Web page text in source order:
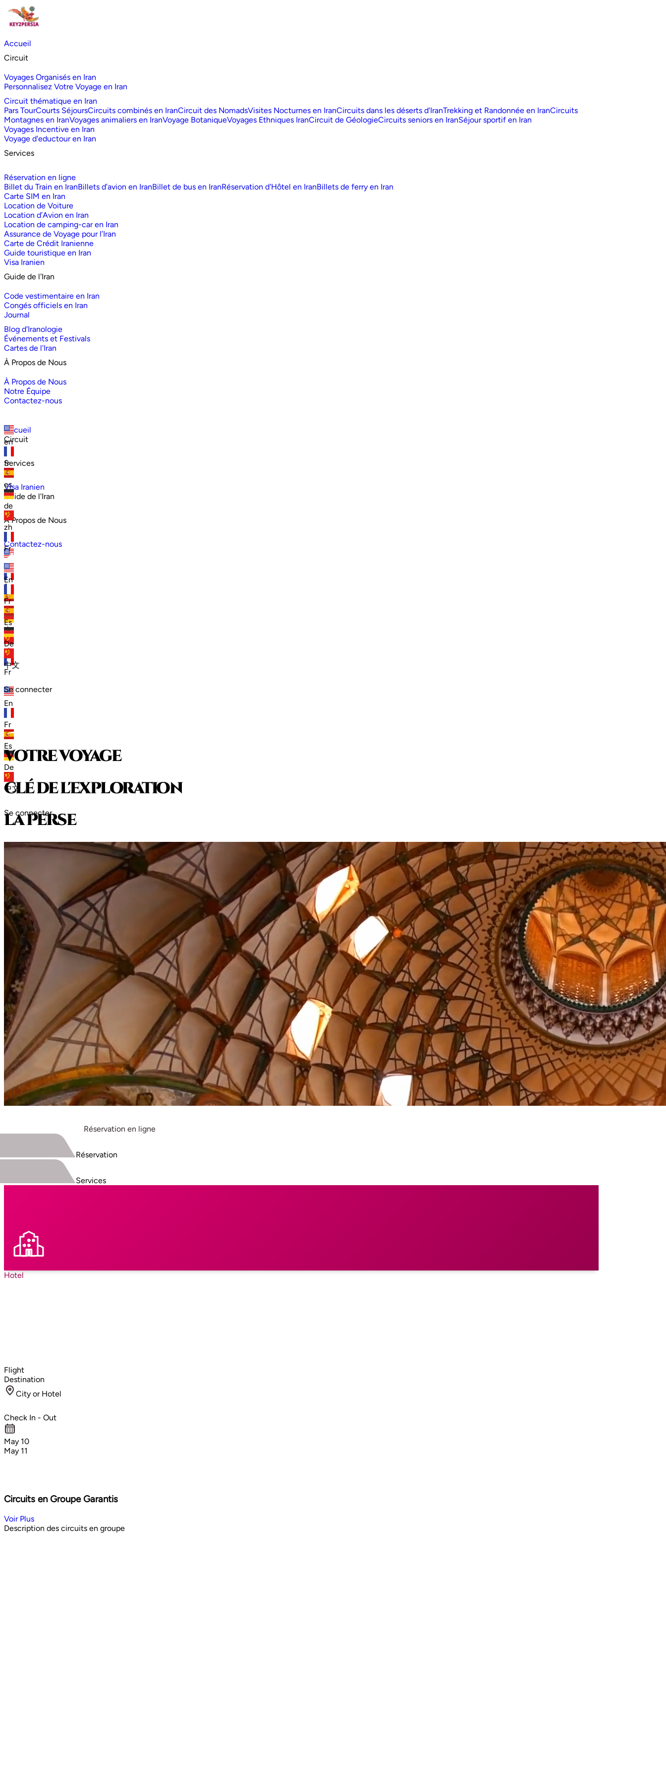
Accueil
Circuit
Voyages Organisés en Iran
Personnalisez Votre Voyage en Iran
Circuit thématique en Iran
Pars TourCourts SéjoursCircuits combinés en IranCircuit des NomadsVisites Nocturnes en IranCircuits dans les déserts d‘IranTrekking et Randonnée en IranCircuits
Montagnes en IranVoyages animaliers en IranVoyage BotaniqueVoyages Ethniques IranCircuit de GéologieCircuits seniors en IranSéjour sportif en Iran
Voyages Incentive en Iran
Voyage d'eductour en Iran
Services
Réservation en ligne
Billet du Train en IranBillets d’avion en IranBillet de bus en IranRéservation d'Hôtel en IranBillets de ferry en Iran
Carte SIM en Iran
Location de Voiture
Location d’Avion en Iran
Location de camping-car en Iran
Assurance de Voyage pour l’Iran
Carte de Crédit Iranienne
Guide touristique en Iran
Visa Iranien
Guide de l'Iran
Code vestimentaire en Iran
Congés officiels en Iran
Journal
Blog d'Iranologie
Événements et Festivals
Cartes de l'Iran
À Propos de Nous
À Propos de Nous
Notre Équipe
Contactez-nous
Accueil
Circuit
Services
Visa Iranien
Guide de l'Iran
À Propos de Nous
Contactez-nous
en
fr
es
de
zh
Fr
En
Fr
Es
De
中文
Se connecter
en
fr
es
de
zh
Fr
En
Fr
Es
De
中文
Se connecter
votre voyage
clé de l'exploration
laPerse
Réservation en ligne
Réservation
Services
Hotel
Flight
Destination
City or Hotel
Check In - Out
May 10
May 11
Circuits en Groupe Garantis
Voir Plus
Description des circuits en groupe